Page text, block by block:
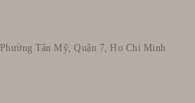
Tân Mỹ, Quận 7, Ho Chi Minh